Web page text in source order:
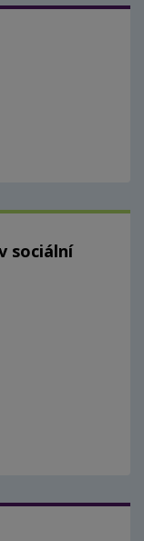
sociální